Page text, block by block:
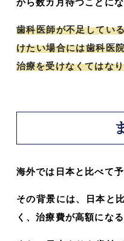
から数カ月待つことにな
歯科医師が不足してい
けたい場合には歯科医
治療を受けなくてはな
海外では日本と比べて
その背景には、日本と
く、治療費が高額にな